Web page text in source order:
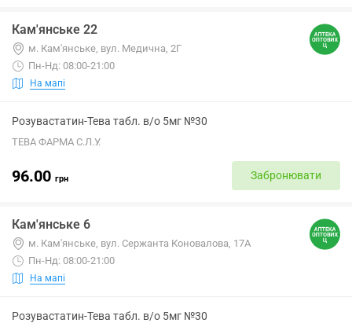
Кам'янське 22
м. Кам'янське, вул. Медична, 2Г
Пн-Нд: 08:00-21:00
На мапі
Розувастатин-Тева табл. в/о 5мг №30
ТЕВА ФАРМА С.Л.У.
96.00 грн Забронювати
Кам'янське 6
м. Кам'янське, вул. Сержанта Коновалова, 17А
Пн-Нд: 08:00-21:00
На мапі
Розувастатин-Тева табл. в/о 5мг №30